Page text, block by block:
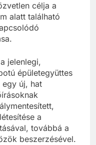
célja a
alatt található
jelenlegi,
épületegyüttes
egy új, hat
a
továbbá a
beszerzésével.